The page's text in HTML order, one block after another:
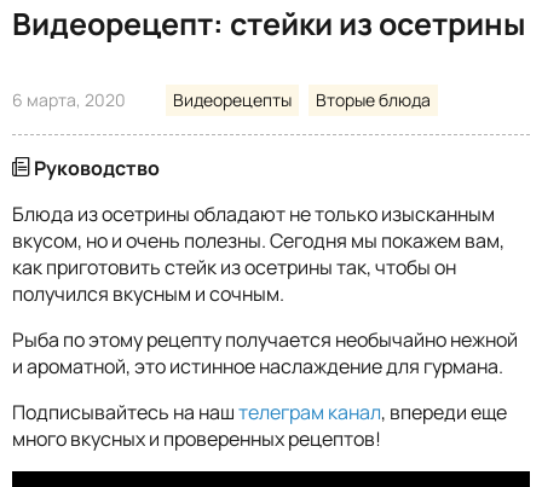
Видеорецепт: стейки из осетрины
6 марта, 2020 Видеорецепты Вторые блюда
Руководство
Блюда из осетрины обладают не только изысканным
вкусом, но и очень полезны. Сегодня мы покажем вам,
как приготовить стейк из осетрины так, чтобы он
получился вкусным и сочным.
Рыба по этому рецепту получается необычайно нежной
и ароматной, это истинное наслаждение для гурмана.
Подписывайтесь на наштелеграм канал, впереди еще
много вкусных и проверенных рецептов!